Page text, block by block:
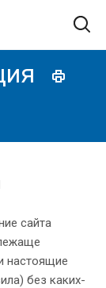
сайта
настоящие
без каких-